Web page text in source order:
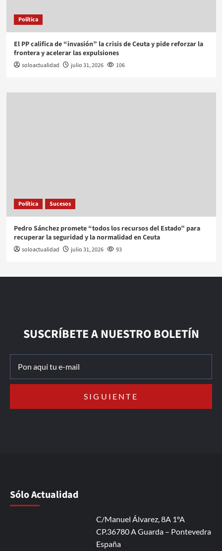
Política
El PP califica de “invasión” la crisis de Ceuta y pide reforzar la
frontera y acelerar las expulsiones
soloactualidad julio 31, 2026 106
Política Sucesos
Pedro Sánchez promete “todos los recursos del Estado” para
recuperar la seguridad y la normalidad en Ceuta
soloactualidad julio 31, 2026 93
SUSCRÍBETE A NUESTRO BOLETÍN
Sólo Actualidad
C/Manuel Álvarez, 8A 1ºA
CP.36780 A Guarda – Pontevedra
España